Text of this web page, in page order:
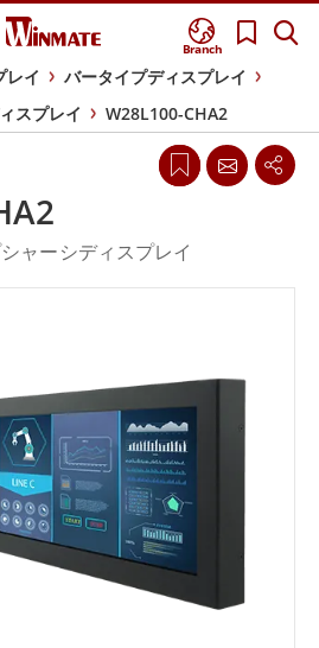
Branch
レイ
バータイプディスプレイ
スプレイ
W28L100-CHA2
ャーシディスプレイ